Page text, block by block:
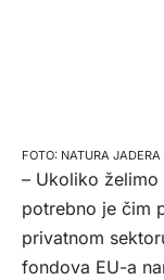
NATURA JADERA
– Ukoliko
potrebno je čim
privatnom
fondova EU-a